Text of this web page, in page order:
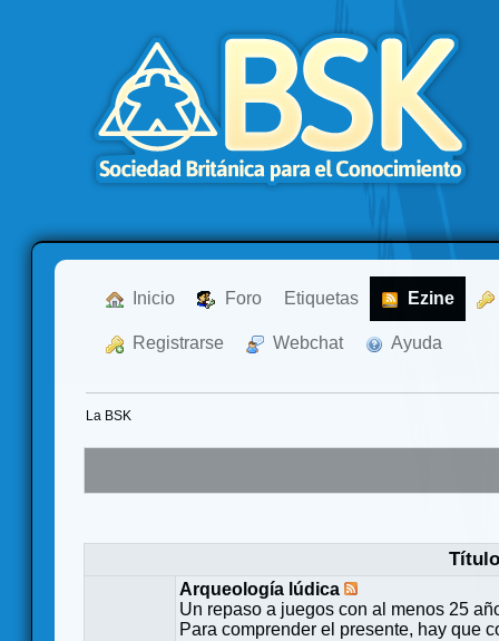
Inicio Foro Etiquetas Ezine
Registrarse Webchat Ayuda
La BSK
Título
Arqueología lúdica
Un repaso a juegos con al menos 25
Para comprender el presente, hay que